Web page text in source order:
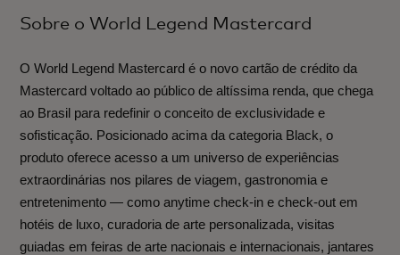
Sobre o World Legend Mastercard
O World Legend Mastercard é o novo cartão de crédito da
Mastercard voltado ao público de altíssima renda, que chega
ao Brasil para redefinir o conceito de exclusividade e
sofisticação. Posicionado acima da categoria Black, o
produto oferece acesso a um universo de experiências
extraordinárias nos pilares de viagem, gastronomia e
entretenimento — como anytime check-in e check-out em
hotéis de luxo, curadoria de arte personalizada, visitas
guiadas em feiras de arte nacionais e internacionais, jantares